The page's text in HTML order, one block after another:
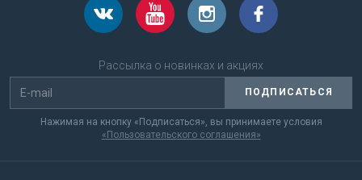
Рассылка о новинках и акциях
ПОДПИСАТЬСЯ
Нажимая на кнопку «Подписаться», вы принимаете условия
«Пользовательского соглашения»